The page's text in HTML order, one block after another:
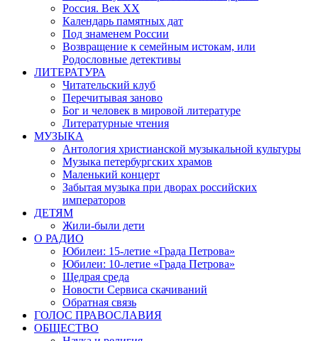
Россия. Век ХХ
Календарь памятных дат
Под знаменем России
Возвращение к семейным истокам, или
Родословные детективы
ЛИТЕРАТУРА
Читательский клуб
Перечитывая заново
Бог и человек в мировой литературе
Литературные чтения
МУЗЫКА
Антология христианской музыкальной культуры
Музыка петербургских храмов
Маленький концерт
Забытая музыка при дворах российских
императоров
ДЕТЯМ
Жили-были дети
О РАДИО
Юбилеи: 15-летие «Града Петрова»
Юбилеи: 10-летие «Града Петрова»
Щедрая среда
Новости Сервиса скачиваний
Обратная связь
ГОЛОС ПРАВОСЛАВИЯ
ОБЩЕСТВО